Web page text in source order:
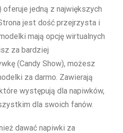
jedną z największych
jest dość przejrzysta i
mają opcję wirtualnych
za bardziej
(Candy Show), możesz
za darmo. Zawierają
występują dla napiwków,
dla swoich fanów.
dawać napiwki za